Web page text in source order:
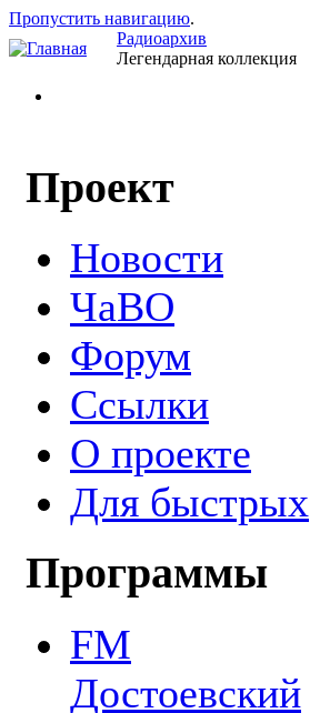
Пропустить навигацию.
Радиоархив
Легендарная коллекция
Проект
Новости
ЧаВО
Форум
Ссылки
О проекте
Для быстрых
Программы
FM
Достоевский